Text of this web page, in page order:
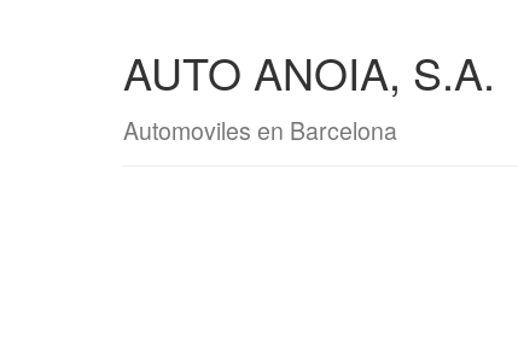
AUTO ANOIA, S.A.
Automoviles en Barcelona